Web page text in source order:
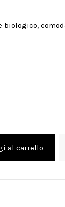
biologico,
al carrello